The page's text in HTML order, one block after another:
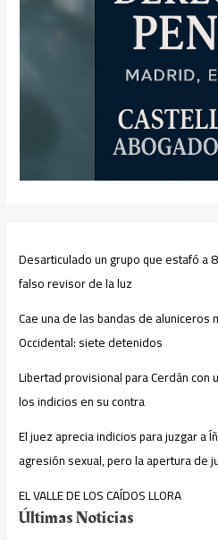
Desarticulado un grupo que estafó a
falso revisor de la luz
Cae una de las bandas de aluniceros
Occidental: siete detenidos
Libertad provisional para Cerdán
los indicios en su contra
El juez aprecia indicios para juzgar a
agresión sexual, pero la apertura de
EL VALLE DE LOS CAÍDOS LLORA
Últimas Noticias